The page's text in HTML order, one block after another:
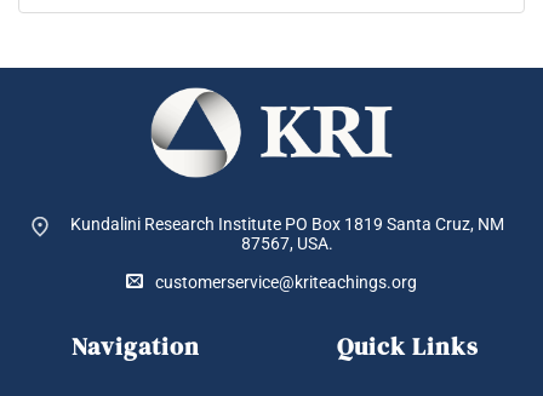
Kundalini Research Institute PO Box 1819 Santa Cruz, NM
87567, USA.
customerservice@kriteachings.org
Navigation Quick Links